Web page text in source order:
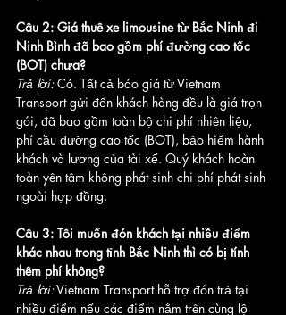
Câu 2: Giá thuê xe limousine từ Bắc Ninh đi
Ninh Bình đã bao gồm phí đường cao tốc
(BOT) chưa?
Trả lời: Có. Tất cả báo giá từ Vietnam
Transport gửi đến khách hàng đều là giá trọn
gói, đã bao gồm toàn bộ chi phí nhiên liệu,
phí cầu đường cao tốc (BOT), bảo hiểm hành
khách và lương của tài xế. Quý khách hoàn
toàn yên tâm không phát sinh chi phí phát sinh
ngoài hợp đồng.
Câu 3: Tôi muốn đón khách tại nhiều điểm
khác nhau trong tỉnh Bắc Ninh thì có bị tính
thêm phí không?
Trả lời: Vietnam Transport hỗ trợ đón trả tại
nhiều điểm nếu các điểm nằm trên cùng lộ